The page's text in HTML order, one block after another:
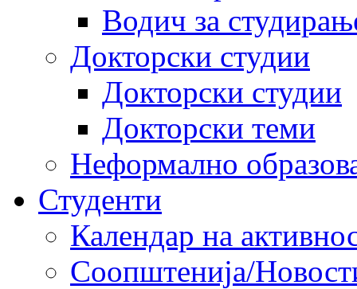
Водич за
Докторски студии
Докторски студии
Докторски теми
Неформално
Студенти
Календар на
Соопштенија/